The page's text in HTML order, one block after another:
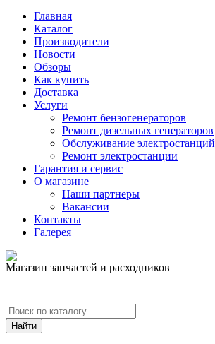
Главная
Каталог
Производители
Новости
Обзоры
Как купить
Доставка
Услуги
Ремонт бензогенераторов
Ремонт дизельных генераторов
Обслуживание электростанций
Ремонт электростанции
Гарантия и сервис
О магазине
Наши партнеры
Вакансии
Контакты
Галерея
Магазин запчастей и расходников